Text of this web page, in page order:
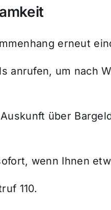
erneut
anrufen, um nach
über
wenn Ihnen
110.